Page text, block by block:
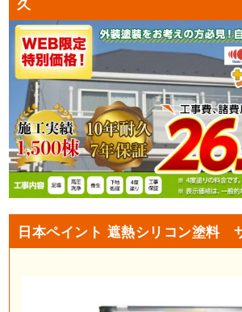
日本ペイント 遮熱シリコン塗料